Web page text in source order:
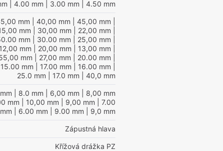
| 4.00 mm | 3.00 mm | 4.50 mm
mm | 40,00 mm | 45,00 mm
mm | 30,00 mm | 22,00 mm
mm | 30.00 mm | 25,00 mm
mm | 20,00 mm | 13,00 mm
mm | 27,00 mm | 20.00 mm
15.00 mm | 17.00 mm | 16.00 mm
25.0 mm | 17.0 mm | 40,0 mm
| 8.0 mm | 6,00 mm | 8,00 mm
mm | 10,00 mm | 9,00 mm | 7.00
| 6.00 mm | 9.00 mm | 9,0 mm
Zápustná hlava
Křížová drážka PZ